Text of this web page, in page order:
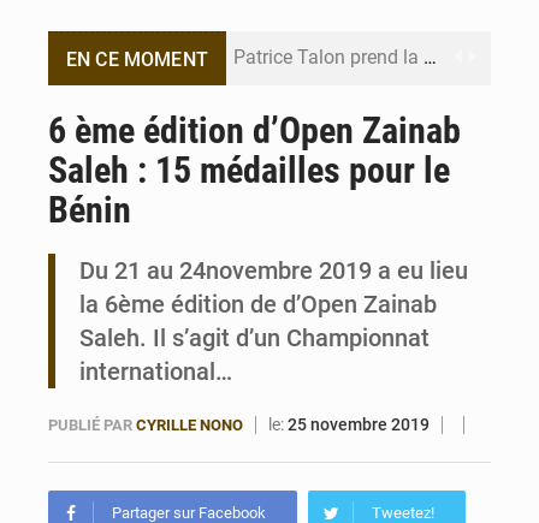
EN CE MOMENT Patrice Talon prend la tête du premier bureau du Sénat du Bénin
Bénin et Canada scellent un partenariat inédit
Bénin : 14,5 milliards de dollars pour faire de la CDN 3.0 un bouclier économique
6 ème édition d’Open Zainab
Saleh : 15 médailles pour le
Bénin
Du 21 au 24novembre 2019 a eu lieu
la 6ème édition de d’Open Zainab
Saleh. Il s’agit d’un Championnat
international…
PUBLIÉ PAR CYRILLE NONO le:25 novembre 2019
Partager sur Facebook Tweetez!